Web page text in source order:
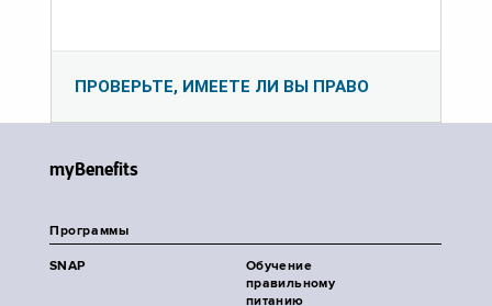
ПРОВЕРЬТЕ, ИМЕЕТЕ ЛИ ВЫ ПРАВО
myBenefits
Программы
SNAP
Обучение
правильному
питанию